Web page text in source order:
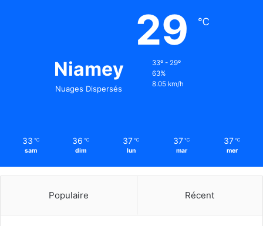
Niamey
Nuages Dispersés
29 ℃
33º - 29º
63%
8.05 km/h
33 ℃
sam
36 ℃
dim
37 ℃
lun
37 ℃
mar
37 ℃
mer
Populaire Récent